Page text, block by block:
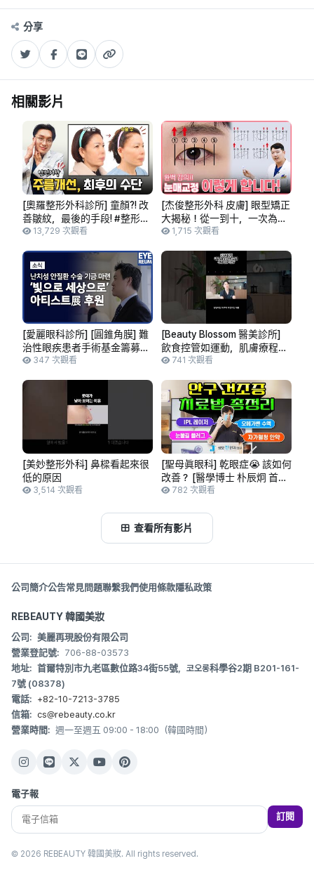
分享
相關影片
[奧羅整形外科診所] 童顏?! 改
善皺紋，最後的手段! #整形外
科專科醫師 #整形外科醫師 #
形 | 中年整形 | 童顏秘訣 |
13,729 次觀看
[杰俊整形外科 皮膚] 眼型矯正
大揭秘！從一到十，一次為您
完整解說！
1,715 次觀看
[愛麗眼科診所] [圓錐角膜] 難
治性眼疾患者手術基金籌募，
「以光走向世界」
347 次觀看
[Beauty Blossom 醫美診所]
飲食控管如運動，肌膚療程從
再生到修復！
#BeautyBlossom醫美診所
#BeautyBlossom #首爾醫美
#合井皮膚科 #KBeauty
741 次觀看
[美妙整形外科] 鼻樑看起來很
低的原因
3,514 次觀看
[聖母眞眼科] 乾眼症😭 該如何
改善？ [醫學博士 朴辰炯 首席
院長]
782 次觀看
查看所有影片
公司簡介公告常見問題聯繫我們使用條款隱私政策
REBEAUTY 韓國美妝
公司: 美麗再現股份有限公司
營業登記號: 706-88-03573
地址: 首爾特別市九老區數位路34街55號，코오롱科學谷2期 B201-161-
7號 (08378)
電話: +82-10-7213-3785
信箱: cs@rebeauty.co.kr
營業時間: 週一至週五 09:00 - 18:00（韓國時間）
電子報
訂閱
© 2026 REBEAUTY 韓國美妝. All rights reserved.